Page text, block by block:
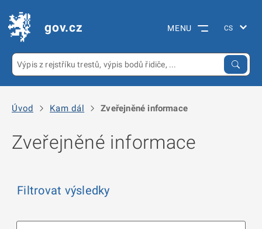
gov.cz MENU
Úvod Kam dál Zveřejněné informace
Zveřejněné informace
Filtrovat výsledky